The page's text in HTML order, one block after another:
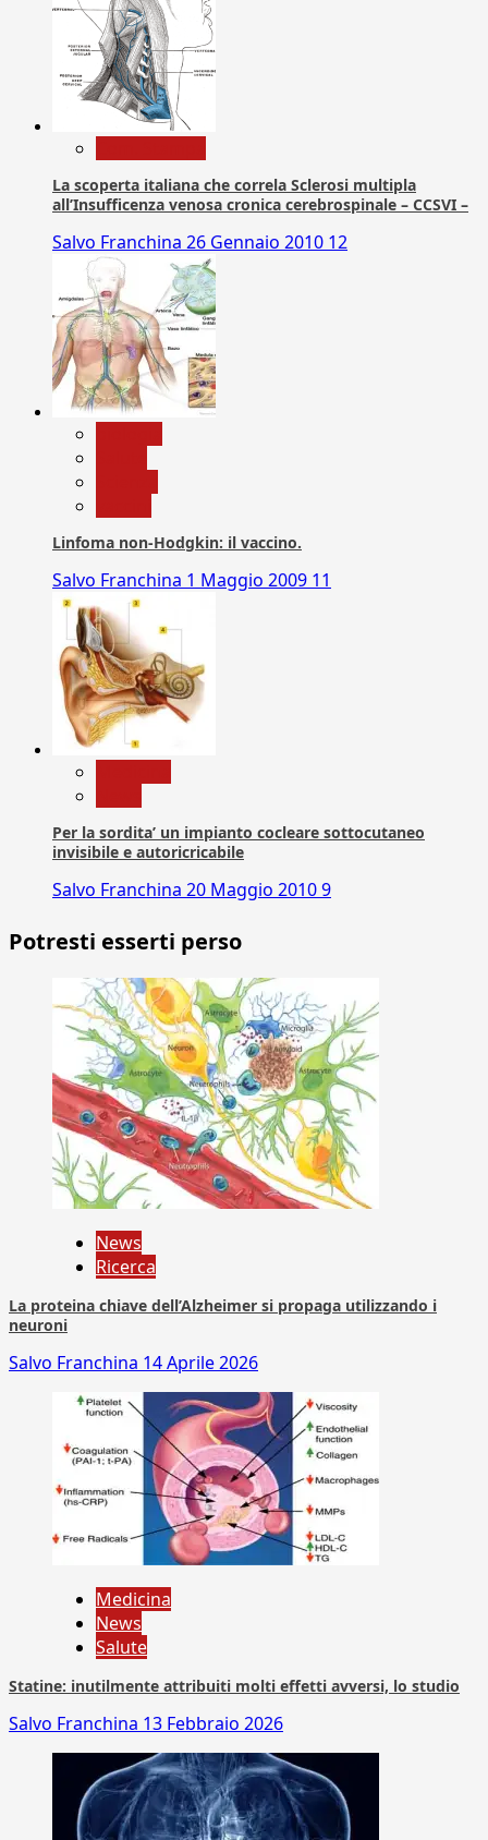
La scoperta italiana che correla Sclerosi multipla
all’Insufficenza venosa cronica cerebrospinale – CCSVI –
Salvo Franchina 26 Gennaio 2010 12
Linfoma non-Hodgkin: il vaccino.
Salvo Franchina 1 Maggio 2009 11
Per la sordita’ un impianto cocleare sottocutaneo
invisibile e autoricricabile
Salvo Franchina 20 Maggio 20109
Potresti esserti perso
News
Ricerca
La proteina chiave dell’Alzheimer si propaga utilizzando i
neuroni
Salvo Franchina 14 Aprile 2026
Medicina
News
Salute
Statine: inutilmente attribuiti molti effetti avversi, lo studio
Salvo Franchina 13 Febbraio 2026